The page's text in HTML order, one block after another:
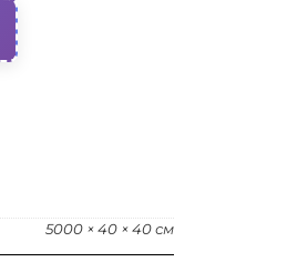
Белый
5000 × 40 × 40 см